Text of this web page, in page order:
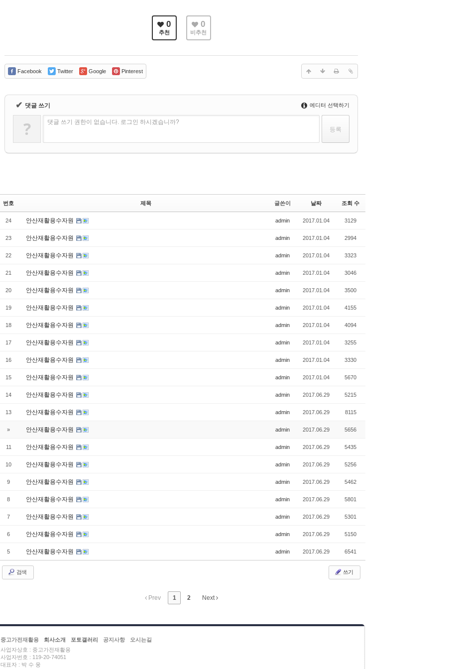
0
추천
0
비추천
Facebook Twitter Google Pinterest
✔ 댓글 쓰기 에디터 선택하기
? 댓글 쓰기 권한이 없습니다. 로그인 하시겠습니까?
번호 제목 글쓴이 날짜 조회 수
24 안산재활용수자원 admin 2017.01.04 3129
23 안산재활용수자원 admin 2017.01.04 2994
22 안산재활용수자원 admin 2017.01.04 3323
21 안산재활용수자원 admin 2017.01.04 3046
20 안산재활용수자원 admin 2017.01.04 3500
19 안산재활용수자원 admin 2017.01.04 4155
18 안산재활용수자원 admin 2017.01.04 4094
17 안산재활용수자원 admin 2017.01.04 3255
16 안산재활용수자원 admin 2017.01.04 3330
15 안산재활용수자원 admin 2017.01.04 5670
14 안산재활용수자원 admin 2017.06.29 5215
13 안산재활용수자원 admin 2017.06.29 8115
» 안산재활용수자원 admin 2017.06.29 5656
11 안산재활용수자원 admin 2017.06.29 5435
10 안산재활용수자원 admin 2017.06.29 5256
9 안산재활용수자원 admin 2017.06.29 5462
8 안산재활용수자원 admin 2017.06.29 5801
7 안산재활용수자원 admin 2017.06.29 5301
6 안산재활용수자원 admin 2017.06.29 5150
5 안산재활용수자원 admin 2017.06.29 6541
검색 쓰기
Prev 1 2 Next
중고가전재활용 회사소개 포토갤러리 공지사항
오시는길
사업자상호 : 중고가전재활용
사업자번호 : 119-20-74051
대표자 : 박 수 웅